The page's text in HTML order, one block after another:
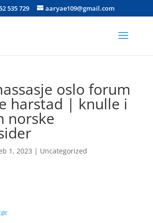
535 729 aaryae109@gmail.com
oslo forum
harstad | knulle i
norske
1, 2023 | Uncategorized